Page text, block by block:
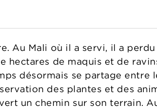
Au Mali où il a servi, il a
hectares de maquis et de
désormais se partage entre
des plantes et des
un chemin sur son terrain.